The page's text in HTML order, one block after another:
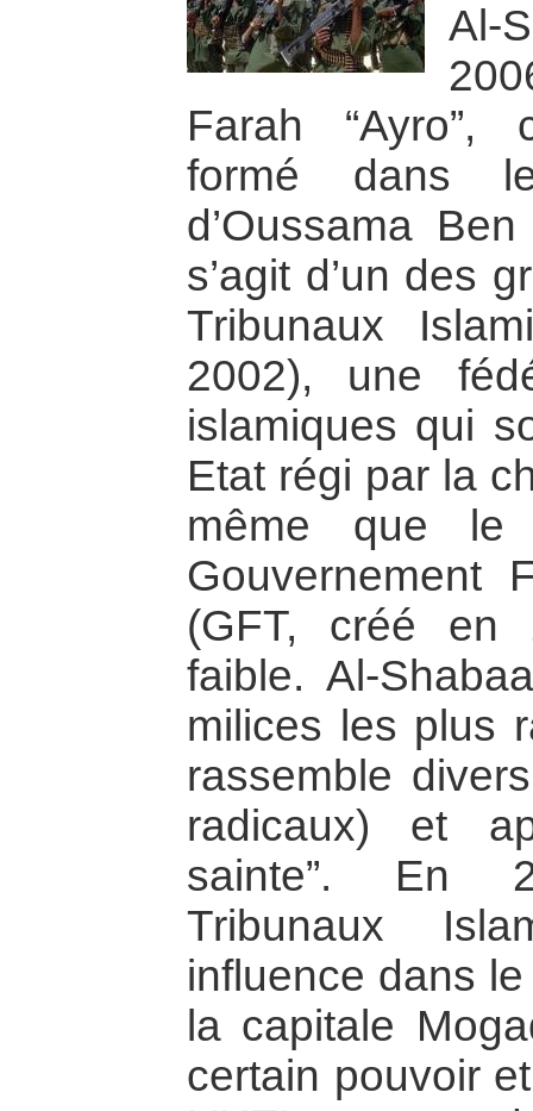
Al-
Farah “Ayro”,
formé dans
d’Oussama
s’agit d’un des
Tribunaux
2002), une
islamiques qui
Etat régi par la
même que le
Gouvernement
(GFT, créé en
faible. Al-
milices les plus
rassemble
radicaux) et
sainte”. En
Tribunaux
influence dans
la capitale
certain pouvoir